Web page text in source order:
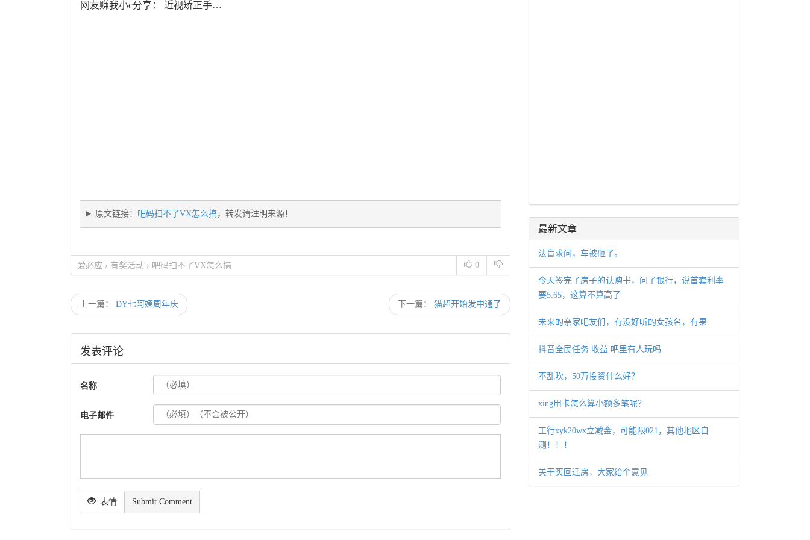
网友赚我小c分享： 近视矫正手…
原文链接： 吧码扫不了VX怎么搞，转发请注明来源！
0
爱必应 › 有奖活动 › 吧码扫不了VX怎么搞
上一篇： DY七阿姨周年庆 下一篇： 猫超开始发中通了
发表评论
名称
电子邮件
表情 Submit Comment
最新文章
法盲求问，车被砸了。
今天签完了房子的认购书，问了银行，说首套利率
要5.65，这算不算高了
未来的亲家吧友们，有没好听的女孩名，有果
抖音全民任务 收益 吧里有人玩吗
不乱吹，50万投资什么好？
xing用卡怎么算小额多笔呢？
工行xyk20wx立减金，可能限021，其他地区自
测！！！
关于买回迁房，大家给个意见